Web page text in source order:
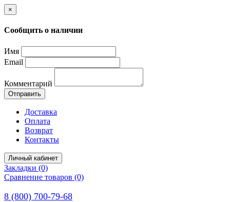
×
Сообщить о наличии
Имя
Email
Комментарий
Отправить
Доставка
Оплата
Возврат
Контакты
Личный кабинет
Закладки (0)
Сравнение товаров (0)
8 (800) 700-79-68